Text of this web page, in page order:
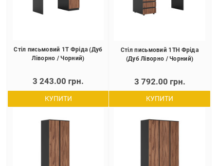
Стіл письмовий 1Т Фріда (Дуб
Ліворно / Чорний)
3 243.00 грн.
КУПИТИ
Стіл письмовий 1ТН Фріда
(Дуб Ліворно / Чорний)
3 792.00 грн.
КУПИТИ